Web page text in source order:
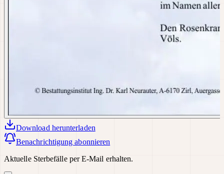
Download herunterladen
Benachrichtigung abonnieren
Aktuelle Sterbefälle per E-Mail erhalten.